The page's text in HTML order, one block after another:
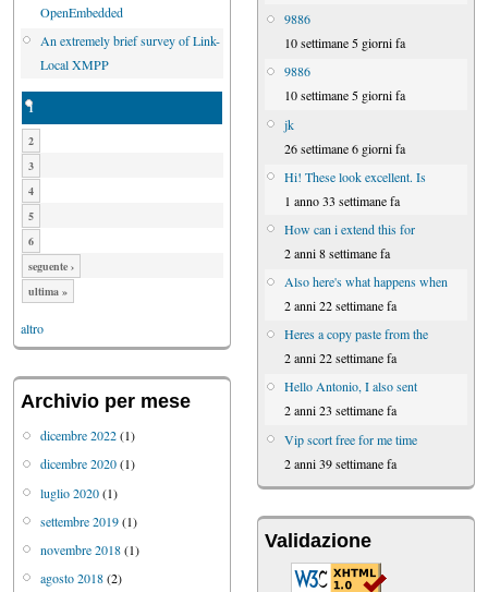
OpenEmbedded
An extremely brief survey of Link-
Local XMPP
1
2
3
4
5
6
seguente ›
ultima »
altro
Archivio per mese
dicembre 2022(1)
dicembre 2020(1)
luglio 2020(1)
settembre 2019(1)
novembre 2018(1)
agosto 2018(2)
9886
10 settimane 5 giorni fa
9886
10 settimane 5 giorni fa
jk
26 settimane 6 giorni fa
Hi! These look excellent. Is
1 anno 33 settimane fa
How can i extend this for
2 anni 8 settimane fa
Also here's what happens when
2 anni 22 settimane fa
Heres a copy paste from the
2 anni 22 settimane fa
Hello Antonio, I also sent
2 anni 23 settimane fa
Vip scort free for me time
2 anni 39 settimane fa
Validazione